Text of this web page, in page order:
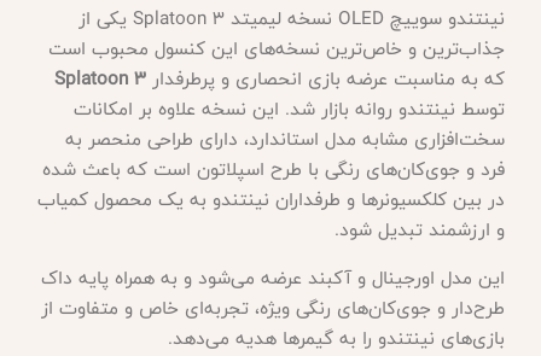
نینتندو سوییچ OLED نسخه لیمیتد Splatoon 3 یکی از
جذاب‌ترین و خاص‌ترین نسخه‌های این کنسول محبوب است
که به مناسبت عرضه بازی انحصاری و پرطرفدارSplatoon 3
توسط نینتندو روانه بازار شد. این نسخه علاوه بر امکانات
سخت‌افزاری مشابه مدل استاندارد، دارای طراحی منحصر به
فرد و جوی‌کان‌های رنگی با طرح اسپلاتون است که باعث شده
در بین کلکسیونرها و طرفداران نینتندو به یک محصول کمیاب
و ارزشمند تبدیل شود.
این مدل اورجینال و آکبند عرضه می‌شود و به همراه پایه داک
طرح‌دار و جوی‌کان‌های رنگی ویژه، تجربه‌ای خاص و متفاوت از
بازی‌های نینتندو را به گیمرها هدیه می‌دهد.